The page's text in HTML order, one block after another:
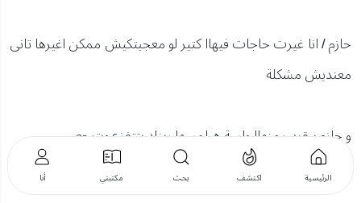
حازم / انا غيرت حاجات فيهاا كتير لو معجبتكيش ممكن اغيرها تانى
معنديش مشكلة
و حازم بيقرب منهاا ولسة هيلمسها ريناد بتتفزع وبترجع
خطوتين بخوف
الرئيسية اكتشف بحث مكتبتي أنا